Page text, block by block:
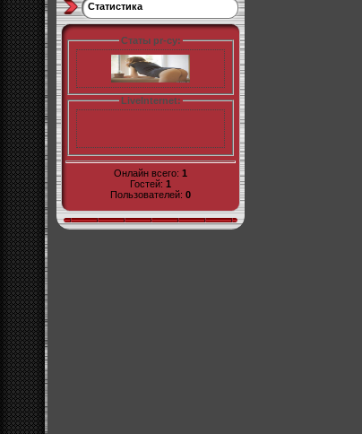
Статистика
Статы pr-cy:
LiveInternet:
Онлайн всего: 1
Гостей: 1
Пользователей: 0